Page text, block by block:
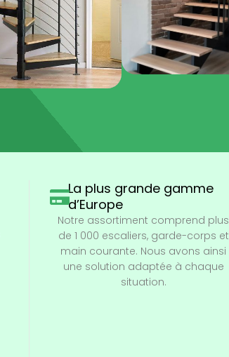
La plus grande gamme
d’Europe
Notre assortiment comprend plus
de 1 000 escaliers, garde-corps et
main courante. Nous avons ainsi
une solution adaptée à chaque
situation.